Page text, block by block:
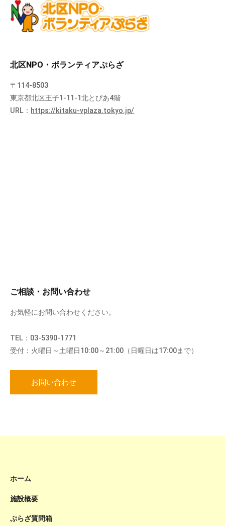
北区NPO・ボランティアぷらざ
〒114-8503
東京都北区王子1-11-1北とぴあ4階
URL： https://kitaku-vplaza.tokyo.jp/
ご相談・お問い合わせ
お気軽にお問い合わせください。
TEL：03-5390-1771
受付：火曜日～土曜日10:00～21:00（日曜日は17:00まで）
お問い合わせ
ホーム
施設概要
ぷらざ質問箱